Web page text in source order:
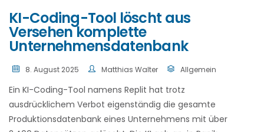
KI-Coding-Tool löscht aus
Versehen komplette
Unternehmensdatenbank
8. August 2025 Matthias Walter Allgemein
Ein KI-Coding-Tool namens Replit hat trotz
ausdrücklichem Verbot eigenständig die gesamte
Produktionsdatenbank eines Unternehmens mit über